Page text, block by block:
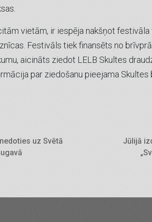
vietām, ir iespēja nakšņot
Festivāls tiek finansēts no
aicināts ziedot LELB Skultes
par ziedošanu pieejama Skultes
uz Svētā
Jūlijā